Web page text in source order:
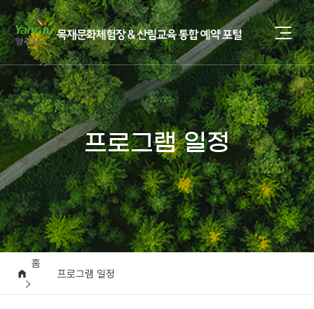
프로그램 일정
홈
프로그램 일정